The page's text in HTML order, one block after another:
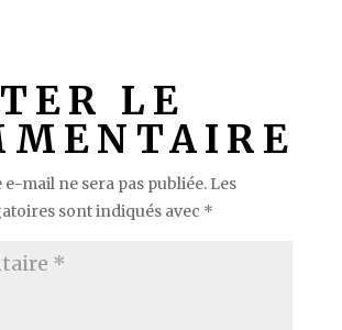
LE
e-mail ne sera pas publiée. Les
sont indiqués avec *